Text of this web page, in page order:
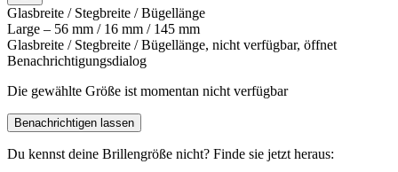
Glasbreite / Stegbreite / Bügellänge
Large – 56 mm / 16 mm / 145 mm
Glasbreite / Stegbreite / Bügellänge, nicht verfügbar, öffnet
Benachrichtigungsdialog
Die gewählte Größe ist momentan nicht verfügbar
Benachrichtigen lassen
Du kennst deine Brillengröße nicht? Finde sie jetzt heraus: